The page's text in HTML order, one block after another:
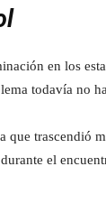
en los
todavía no
trascendió
el